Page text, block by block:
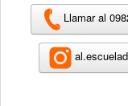
Llamar al